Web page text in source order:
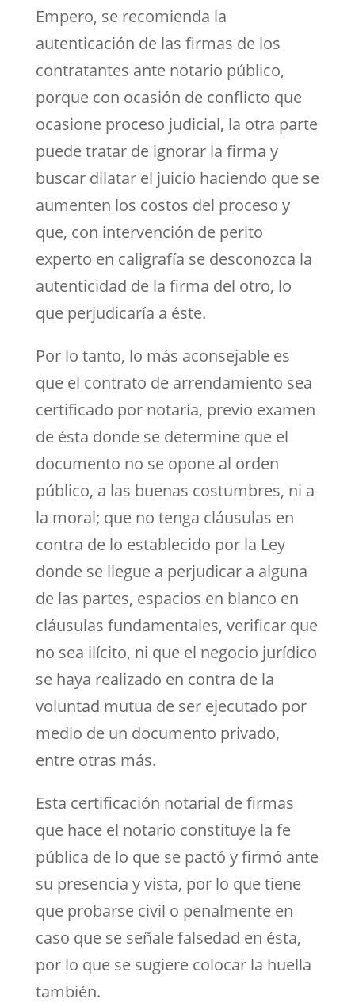
Empero, se recomienda la
autenticación de las firmas de los
contratantes ante notario público,
porque con ocasión de conflicto que
ocasione proceso judicial, la otra parte
puede tratar de ignorar la firma y
buscar dilatar el juicio haciendo que se
aumenten los costos del proceso y
que, con intervención de perito
experto en caligrafía se desconozca la
autenticidad de la firma del otro, lo
que perjudicaría a éste.
Por lo tanto, lo más aconsejable es
que el contrato de arrendamiento sea
certificado por notaría, previo examen
de ésta donde se determine que el
documento no se opone al orden
público, a las buenas costumbres, ni a
la moral; que no tenga cláusulas en
contra de lo establecido por la Ley
donde se llegue a perjudicar a alguna
de las partes, espacios en blanco en
cláusulas fundamentales, verificar que
no sea ilícito, ni que el negocio jurídico
se haya realizado en contra de la
voluntad mutua de ser ejecutado por
medio de un documento privado,
entre otras más.
Esta certificación notarial de firmas
que hace el notario constituye la fe
pública de lo que se pactó y firmó ante
su presencia y vista, por lo que tiene
que probarse civil o penalmente en
caso que se señale falsedad en ésta,
por lo que se sugiere colocar la huella
también.